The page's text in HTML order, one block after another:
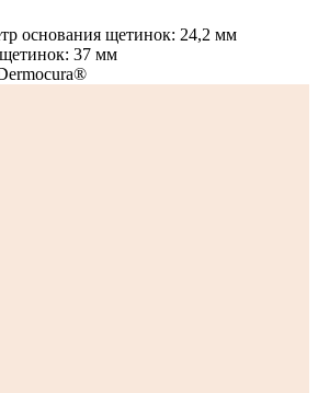
основания щетинок: 24,2 мм
37 мм